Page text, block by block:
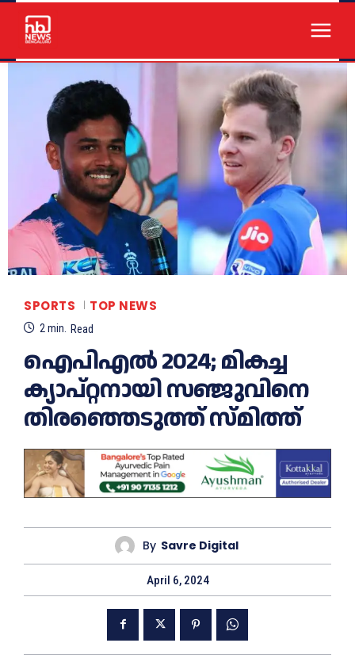
SPORTS TOP NEWS
2min. Read
ഐപിഎൽ 2024; മികച്ച
ക്യാപ്റ്റനായി സഞ്ജുവിനെ
തിരഞ്ഞെടുത്ത് സ്മിത്ത്
By Savre Digital
April 6, 2024